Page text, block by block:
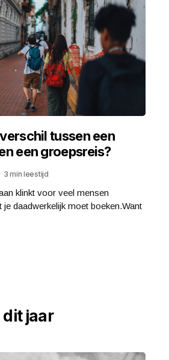
tussen een
een groepsreis?
3 min leestijd
klinkt voor veel mensen
je daadwerkelijk moet boeken.Want
jaar